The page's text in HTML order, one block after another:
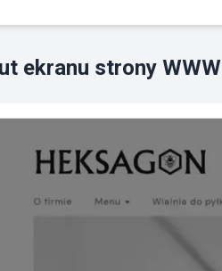
ekranu strony WWW